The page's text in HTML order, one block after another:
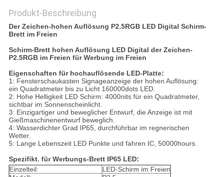
Produkt-Beschreibung
Der Zeichen-hohen Auflösung P2.5RGB LED Digital Schirm-
Brett im Freien
Schirm-Brett hohen Auflösung LED Digital der Zeichen-
P2.5RGB im Freien für Werbung im Freien
Eigenschaften für hochauflösende LED-Platte:
1: Fensterschaukasten Signageanzeige der hohen Auflösung:
ein Quadratmeter bis zu Licht 160000dots LED.
2: Hohe Helligkeit LED Schirm: 4000nits für ein Quadratmeter,
sichtbar im Sonnenscheinlicht.
3: Einzigartiger und beweglicher Entwurf, die Anzeige ist mit
Gießmaschinenentwurf beweglich.
4: Wasserdichter Grad IP65, durchführbar im regnerischen
Wetter.
5: Lange Lebenszeit LED Punkte und fahren IC, 50000hours.
Spezifikt. für Werbungs-Brett IP65 LED:
Einzelteil:
LED-Schirm im Freien